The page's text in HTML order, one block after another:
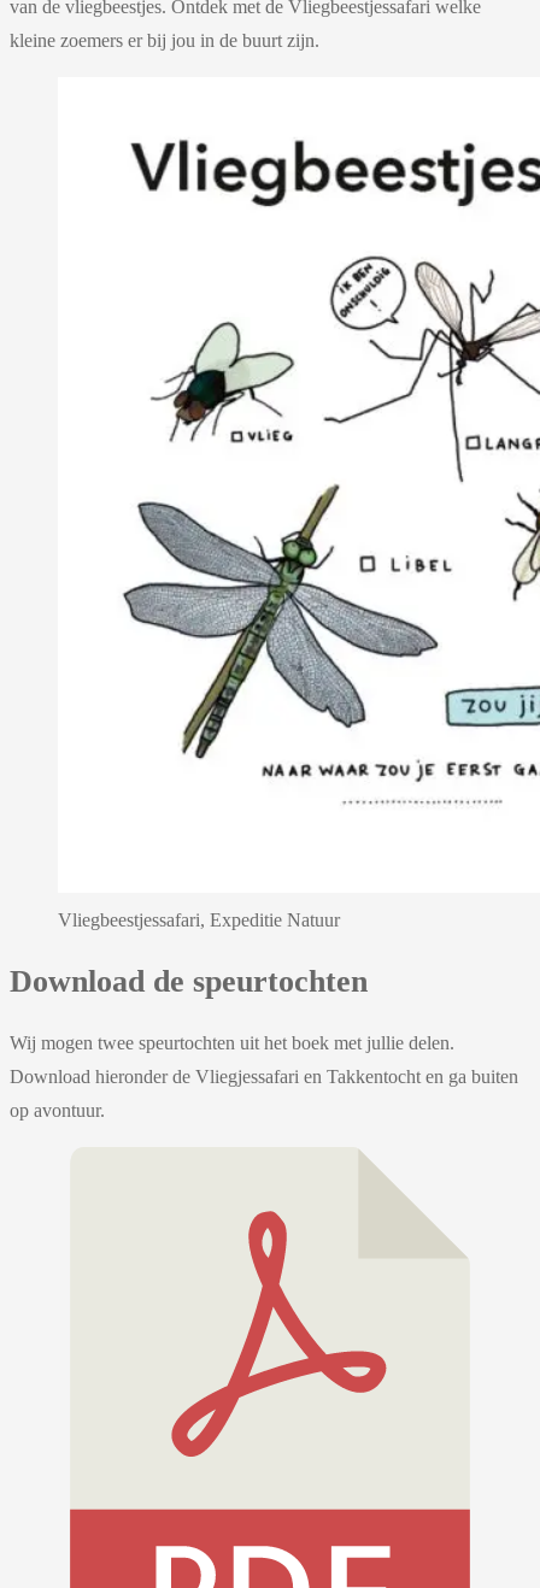
van de vliegbeestjes. Ontdek met de Vliegbeestjessafari welke
kleine zoemers er bij jou in de buurt zijn.
Vliegbeestjessafari, Expeditie Natuur
Download de speurtochten
Wij mogen twee speurtochten uit het boek met jullie delen.
Download hieronder de Vliegjessafari en Takkentocht en ga buiten
op avontuur.